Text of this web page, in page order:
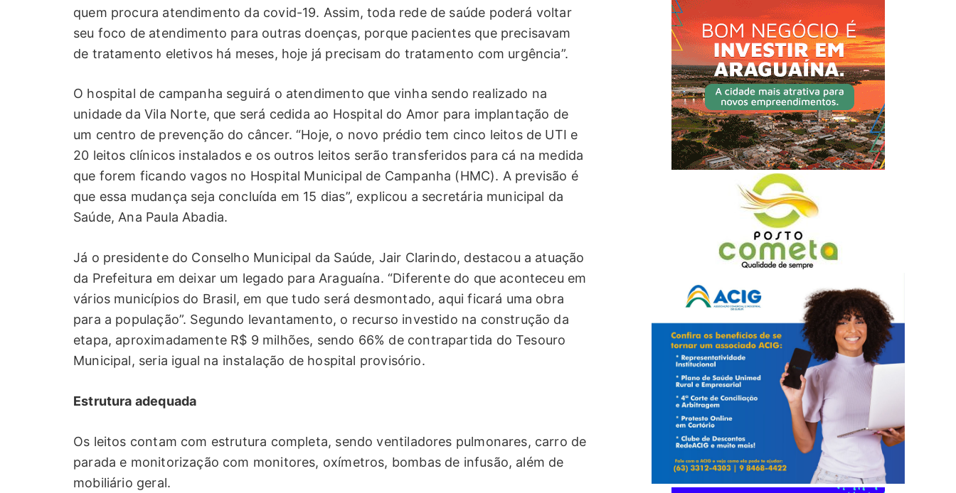
quem procura atendimento da covid-19. Assim, toda rede de saúde poderá voltar
seu foco de atendimento para outras doenças, porque pacientes que precisavam
de tratamento eletivos há meses, hoje já precisam do tratamento com urgência”.
O hospital de campanha seguirá o atendimento que vinha sendo realizado na
unidade da Vila Norte, que será cedida ao Hospital do Amor para implantação de
um centro de prevenção do câncer. “Hoje, o novo prédio tem cinco leitos de UTI e
20 leitos clínicos instalados e os outros leitos serão transferidos para cá na medida
que forem ficando vagos no Hospital Municipal de Campanha (HMC). A previsão é
que essa mudança seja concluída em 15 dias”, explicou a secretária municipal da
Saúde, Ana Paula Abadia.
Já o presidente do Conselho Municipal da Saúde, Jair Clarindo, destacou a atuação
da Prefeitura em deixar um legado para Araguaína. “Diferente do que aconteceu em
vários municípios do Brasil, em que tudo será desmontado, aqui ficará uma obra
para a população”. Segundo levantamento, o recurso investido na construção da
etapa, aproximadamente R$ 9 milhões, sendo 66% de contrapartida do Tesouro
Municipal, seria igual na instalação de hospital provisório.
Estrutura adequada
Os leitos contam com estrutura completa, sendo ventiladores pulmonares, carro de
parada e monitorização com monitores, oxímetros, bombas de infusão, além de
mobiliário geral.